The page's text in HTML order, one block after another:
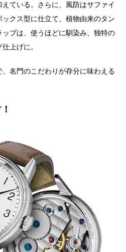
ている。さらに、風防はサファイ
クス型に仕立て、植物由来のタン
プは、使うほどに馴染み、独特の
上げに。
名門のこだわりが存分に味わえる